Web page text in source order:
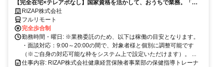
【完全在宅×テレアポなし】国家資格を活かして、おうちで業務。「も
う一つの安心」を。主婦・Wワーカー活躍中！「平日の日中だけ」「夕
方以降の数時間だけ」など、生活リズムに合わせた時間調整が可能で
す。1件ごとの成果報酬型だから、頑張った分だけ手応えのある収入
に。充実のサポート体制で、安心の在宅ワークを始めませんか？
RIZAP株式会社
フルリモート
完全歩合制
勤務時間・曜日: ※業務委託のため、以下は稼働の目安となります。
・面談対応：9:00～20:00の間で、対象者様と個別に調整可能です
（※ご自身の対応可能な枠をシステム上で設定いただけます）。 ...
仕事内容: RIZAP株式会社健康経営保険者事業部の保健指導トレーナ